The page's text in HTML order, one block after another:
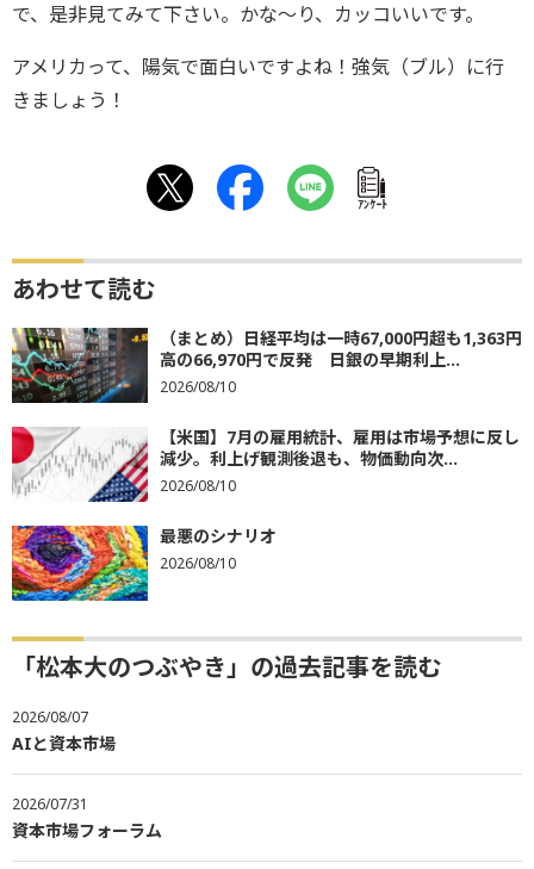
で、是非見てみて下さい。かな～り、カッコいいです。
アメリカって、陽気で面白いですよね！強気（ブル）に行
きましょう！
ｱﾝｹｰﾄ
あわせて読む
（まとめ）日経平均は一時67,000円超も1,363円
高の66,970円で反発 日銀の早期利上...
2026/08/10
【米国】7月の雇用統計、雇用は市場予想に反し
減少。利上げ観測後退も、物価動向次...
2026/08/10
最悪のシナリオ
2026/08/10
「松本大のつぶやき」の過去記事を読む
2026/08/07
AIと資本市場
2026/07/31
資本市場フォーラム